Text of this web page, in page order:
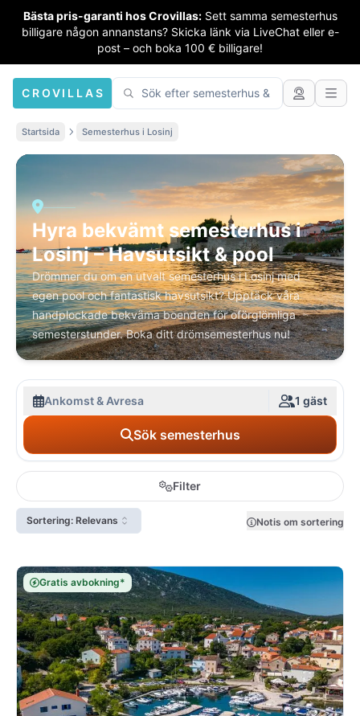
Bästa pris-garanti hos Crovillas: Sett samma semesterhus
billigare någon annanstans? Skicka länk via LiveChat eller e-
post – och boka 100 € billigare!
CROVILLAS
Startsida Semesterhus i Losinj
Hyra bekvämt semesterhus i
Losinj – Havsutsikt & pool
Drömmer du om en utvalt semesterhus i Losinj med
egen pool och fantastisk havsutsikt? Upptäck våra
handplockade bekväma boenden för oförglömliga
semesterstunder. Boka ditt drömsemesterhus nu!
Ankomst & Avresa 1 gäst
Sök semesterhus
Filter
Sortering: Relevans Notis om sortering
Gratis avbokning*